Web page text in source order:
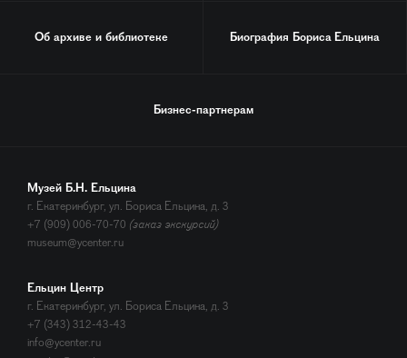
Об архиве и библиотеке Биография Бориса Ельцина
Бизнес-партнерам
Музей Б.Н. Ельцина
г. Екатеринбург, ул. Бориса Ельцина, д. 3
+7 (909) 006-70-70 (заказ экскурсий)
museum@ycenter.ru
Ельцин Центр
г. Екатеринбург, ул. Бориса Ельцина, д. 3
+7 (343) 312-43-43
info@ycenter.ru